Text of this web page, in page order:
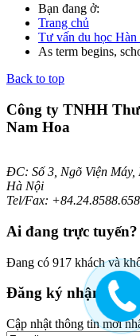
Bạn đang ở:
Trang chủ
Tư vấn du học Hàn
As term begins,
Back to top
Công ty TNHH
Nam Hoa
ĐC: Số 3, Ngõ Viện
Hà Nội
Tel/Fax:
Ai đang trực tuyến?
Đang có 917 khách và
Đăng ký nhận bản
Cập nhật thông tin mới